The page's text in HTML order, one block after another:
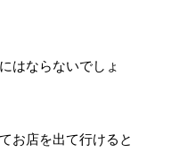
はならないでしょ
お店を出て行けると